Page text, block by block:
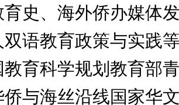
史、海外侨办媒体
语教育政策与实践
教育科学规划教育部
与海丝沿线国家华